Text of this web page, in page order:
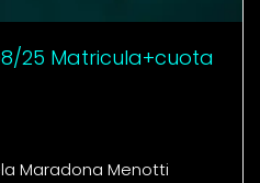
25 Matricula+cuota
Maradona Menotti